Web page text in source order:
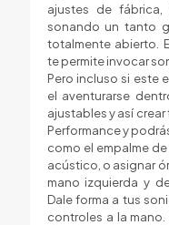
ajustes de
sonando un tanto
totalmente abierto.
te permite invocar
Pero incluso si este
el aventurarse
ajustables y así
Performance y
como el empalme
acústico, o asignar
mano izquierda y
Dale forma a tus
controles a la